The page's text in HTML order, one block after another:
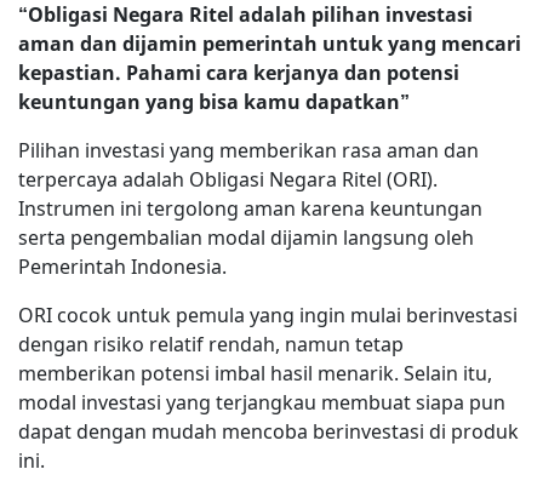
“Obligasi Negara Ritel adalah pilihan investasi
aman dan dijamin pemerintah untuk yang mencari
kepastian. Pahami cara kerjanya dan potensi
keuntungan yang bisa kamu dapatkan”
Pilihan investasi yang memberikan rasa aman dan
terpercaya adalah Obligasi Negara Ritel (ORI).
Instrumen ini tergolong aman karena keuntungan
serta pengembalian modal dijamin langsung oleh
Pemerintah Indonesia.
ORI cocok untuk pemula yang ingin mulai berinvestasi
dengan risiko relatif rendah, namun tetap
memberikan potensi imbal hasil menarik. Selain itu,
modal investasi yang terjangkau membuat siapa pun
dapat dengan mudah mencoba berinvestasi di produk
ini.